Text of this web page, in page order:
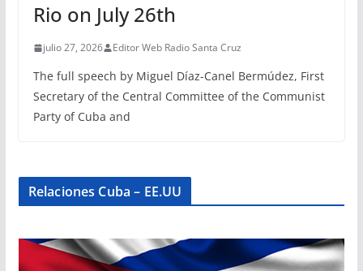
Rio on July 26th
julio 27, 2026 Editor Web Radio Santa Cruz
The full speech by Miguel Díaz-Canel Bermúdez, First
Secretary of the Central Committee of the Communist
Party of Cuba and
Relaciones Cuba – EE.UU